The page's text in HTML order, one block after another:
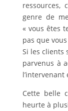
ressources,
genre de
« vous êtes
pas que vous
Si les clients
parvenus à
l’intervenant
Cette belle
heurte à